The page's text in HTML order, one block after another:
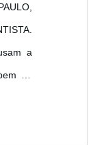
a
ou
é